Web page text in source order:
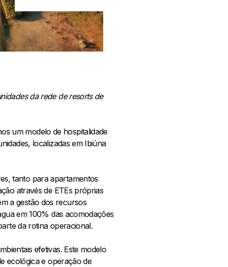
da rede de resorts de
um modelo de hospitalidade
localizadas em Ibiúna
tanto para apartamentos
através de ETEs próprias
a gestão dos recursos
em 100% das acomodações
da rotina operacional.
efetivas. Este modelo
ecológica e operação de